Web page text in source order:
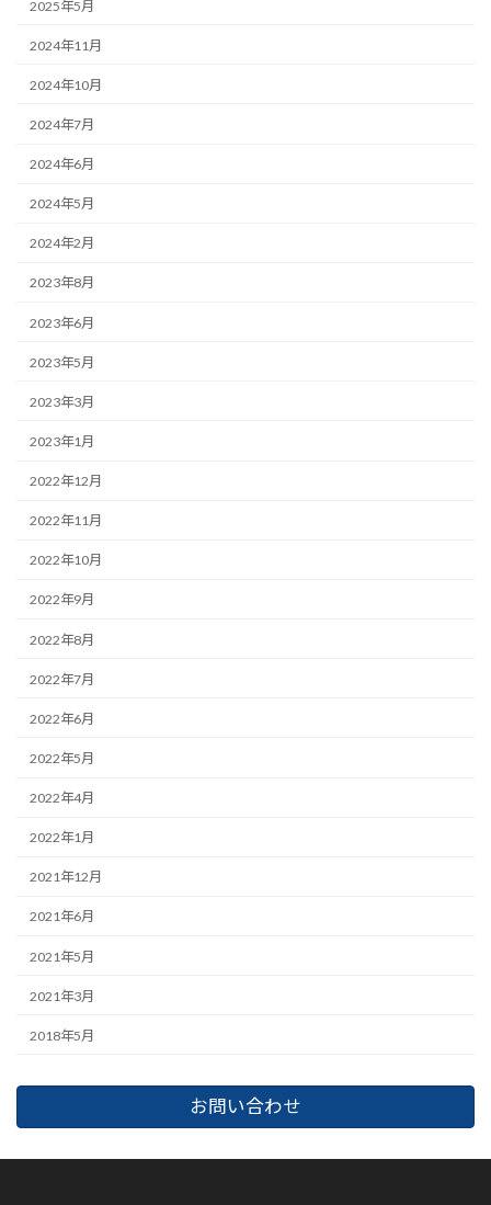
2025年5月
2024年11月
2024年10月
2024年7月
2024年6月
2024年5月
2024年2月
2023年8月
2023年6月
2023年5月
2023年3月
2023年1月
2022年12月
2022年11月
2022年10月
2022年9月
2022年8月
2022年7月
2022年6月
2022年5月
2022年4月
2022年1月
2021年12月
2021年6月
2021年5月
2021年3月
2018年5月
お問い合わせ